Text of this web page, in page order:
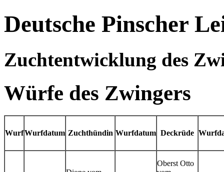
Deutsche Pinscher
Zuchtentwicklung des
Würfe des Zwingers
WurfWurfdatum Zuchthündin Wurfdatum Deckrüde
Oberst Otto